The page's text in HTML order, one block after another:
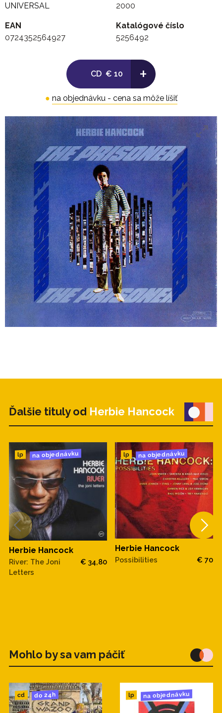
UNIVERSAL
2000
EAN
0724352564927
Katalógové číslo
5256492
CD € 10 +
● na objednávku - cena sa môže líšiť
Ďalšie tituly od Herbie Hancock
lp na objednávku
Herbie Hancock
River: The Joni
Letters
€ 34,80
lp na objednávku
Herbie Hancock
Possibilities € 70
Mohlo by sa vam páčiť
cd do 24h lp na objednávku